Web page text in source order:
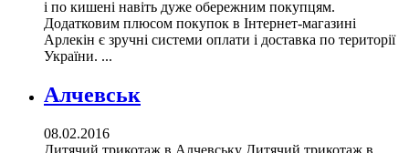
і по кишені навіть дуже обережним покупцям.
Додатковим плюсом покупок в Інтернет-магазині
Арлекін є зручні системи оплати і доставка по території
України. ...
Алчевськ
08.02.2016